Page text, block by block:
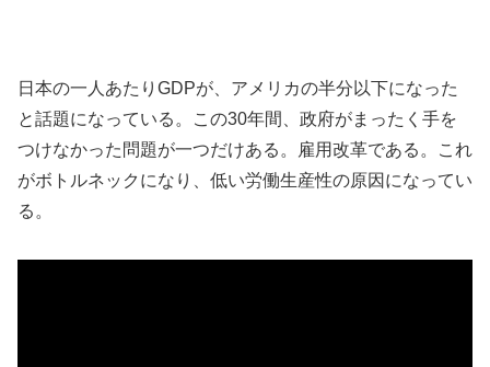
日本の一人あたりGDPが、アメリカの半分以下になった
と話題になっている。この30年間、政府がまったく手を
つけなかった問題が一つだけある。雇用改革である。これ
がボトルネックになり、低い労働生産性の原因になってい
る。